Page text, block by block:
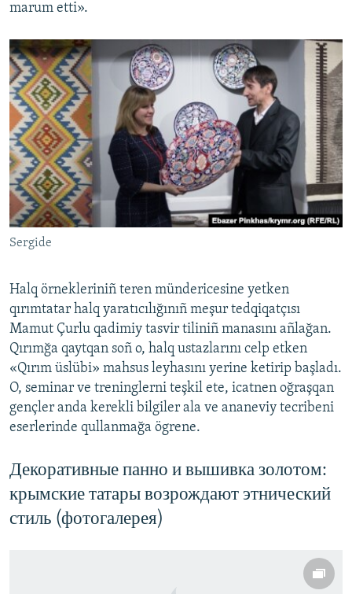
marum etti».
Sergide
Halq örnekleriniñ teren mündericesine yetken
qırımtatar halq yaratıcılığınıñ meşur tedqiqatçısı
Mamut Çurlu qadimiy tasvir tiliniñ manasını añlağan.
Qırımğa qaytqan soñ o, halq ustazlarını celp etken
«Qırım üslübi» mahsus leyhasını yerine ketirip başladı.
O, seminar ve treninglerni teşkil ete, icatnen oğraşqan
gençler anda kerekli bilgiler ala ve ananeviy tecribeni
eserlerinde qullanmağa ögrene.
Декоративные панно и вышивка золотом:
крымские татары возрождают этнический
стиль (фотогалерея)